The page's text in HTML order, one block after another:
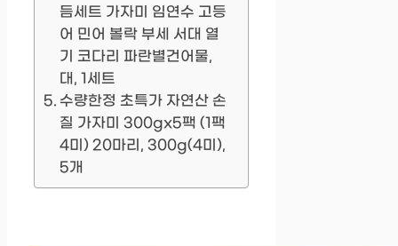
듬세트 가자미 임연수 고등
어 민어 볼락 부세 서대 열
기 코다리 파란별건어물,
대, 1세트
수량한정 초특가 자연산 손
질 가자미 300gx5팩 (1팩
4미) 20마리, 300g(4미),
5개